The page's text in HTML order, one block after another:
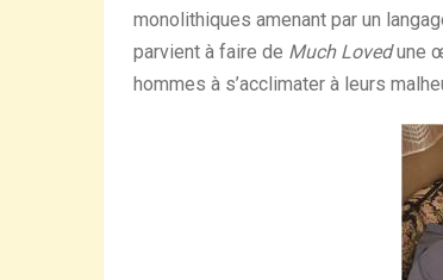
monolithiques amenant par un
parvient à faire de Much Lovedune
hommes à s’acclimater à leurs